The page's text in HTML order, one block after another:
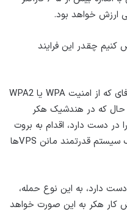
ارزش خواهد بود.
کنیم چقدر این فرایند
مثلاً هکر Handshake یک شبکه وای فای که از امنیت WPA یا WPA2
حال که در هندشیک هکر
مقدار رمزگذاری شده رمز شبکه WiFi را در دست دارد، اقدام به بروت
فورس کردن آن در سیستم خود یا یک سیستم قدرتمند مانن VPSها
دارد، به این نوع حمله،
کار هکر به این صورت خواهد